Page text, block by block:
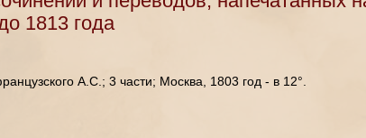
1813 года
А.С.; 3 части; Москва, 1803 год - в 12°.